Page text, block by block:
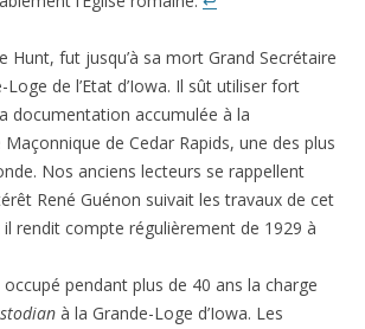
Hunt, fut jusqu’à sa mort Grand Secrétaire
Loge de l’Etat d’Iowa. Il sût utiliser fort
documentation accumulée à la
de Cedar Rapids, une des plus
Nos anciens lecteurs se rappellent
René Guénon suivait les travaux de cet
rendit compte régulièrement de 1929 à
pendant plus de 40 ans la charge
à la Grande-Loge d’Iowa. Les